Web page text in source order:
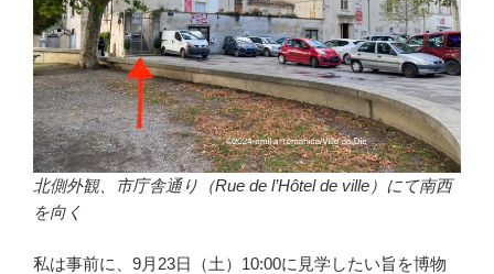
北側外観、市庁舎通り（Rue de l’Hôtel de ville）にて南西
を向く
私は事前に、9月23日（土）10:00に見学したい旨を博物